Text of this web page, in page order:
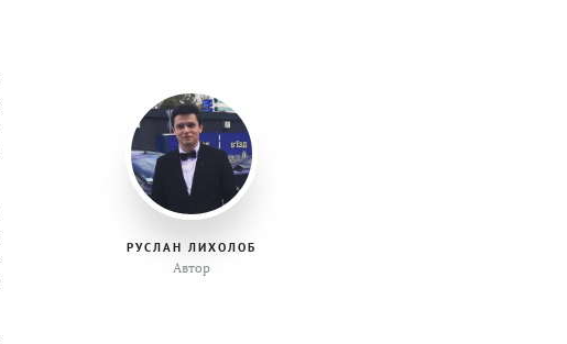
РУСЛАН ЛИХОЛОБ
Автор